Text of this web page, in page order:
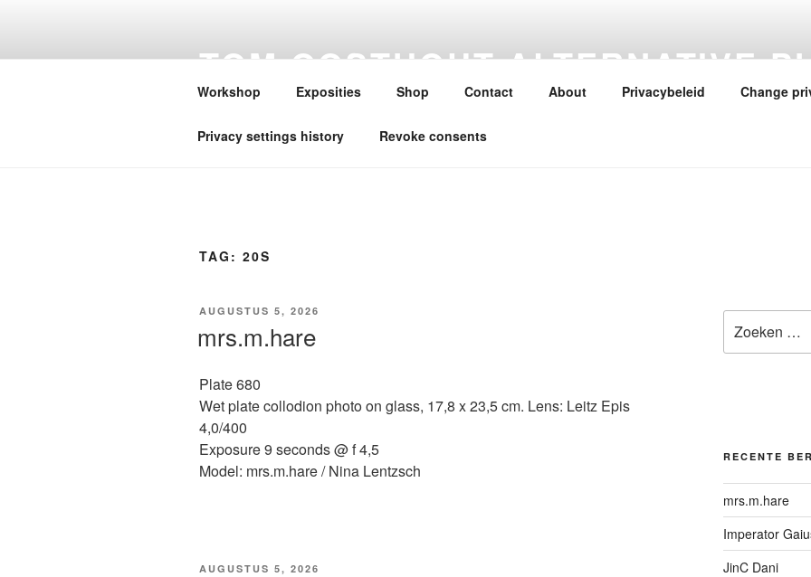
TOM OOSTHOUT ALTERNATIVE
TECHNIQUES
Workshop Exposities Shop Contact About Privacybeleid Change
Privacy settings history Revoke consents
TAG: 20S
GEPLAATST
AUGUSTUS 5, 2026
mrs.m.hare
Plate 680
Wet plate collodion photo on glass, 17,8 x 23,5 cm. Lens: Leitz Epis
4,0/400
Exposure 9 seconds @ f 4,5
Model: mrs.m.hare / Nina Lentzsch
GEPLAATST
AUGUSTUS 5, 2026
naar:
RECENTE
mrs.m.hare
Imperator
JinC Dani